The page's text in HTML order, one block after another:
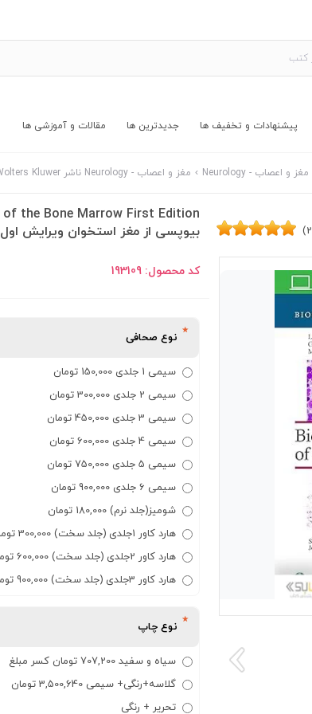
پیشنهادات و تخفیف ها جدیدترین ها مقالات و آموزشی ها
مغز و اعصاب - Neurology مغز و اعصاب - Neurology ناشر Wolters Kluwer
بیوپسی از مغز استخوان ویرایش اول
کد محصول:193109
نوع صحافی
سیمی 1 جلدی 150,000 تومان
سیمی 2 جلدی 300,000 تومان
سیمی 3 جلدی 450,000 تومان
سیمی 4 جلدی 600,000 تومان
سیمی 5 جلدی 750,000 تومان
سیمی 6 جلدی 900,000 تومان
شومیز(جلد نرم) 180,000 تومان
هارد کاور 1جلدی (جلد سخت) 300,000 تومان
هارد کاور 2جلدی (جلد سخت) 600,000 تومان
هارد کاور 3جلدی (جلد سخت) 900,000 تومان
نوع چاپ
سیاه و سفید 707,200 تومان کسر مبلغ
گلاسه+رنگی+ سیمی 3,500,640 تومان
تحریر + رنگی